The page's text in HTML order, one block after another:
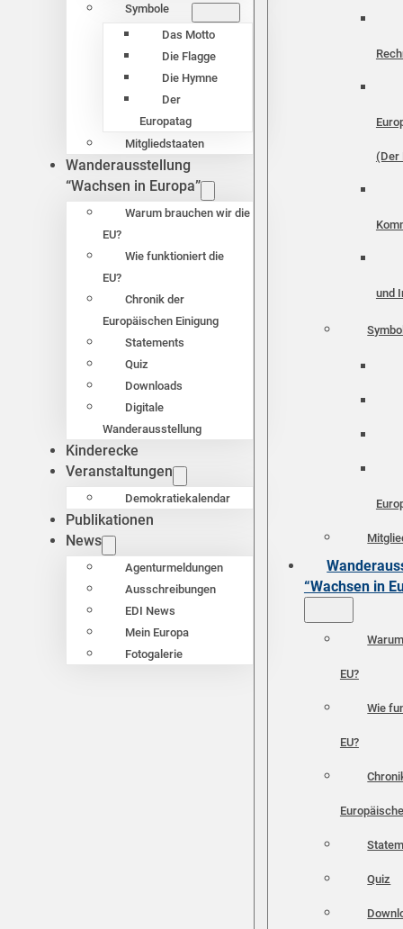
Symbole
Das Motto
Die Flagge
Die Hymne
Der
Europatag
Mitgliedstaaten
Wanderausstellung
“Wachsen in Europa”
Warum brauchen wir die
EU?
Wie funktioniert die
EU?
Chronik der
Europäischen Einigung
Statements
Quiz
Downloads
Digitale
Wanderausstellung
Kinderecke
Veranstaltungen
Demokratiekalendar
Publikationen
News
Agenturmeldungen
Ausschreibungen
EDI News
Mein Europa
Fotogalerie
(Der
und
“Wachsen in
EU?
Wie
EU?
Quiz